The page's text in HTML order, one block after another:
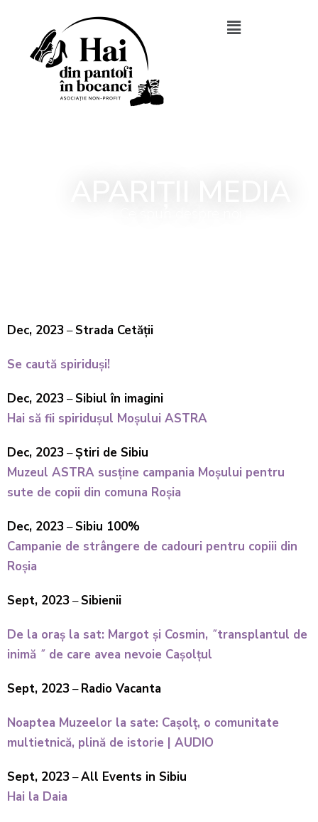
Dec, 2023 –Strada Cetății
Se caută spiriduși!
Dec, 2023 –Sibiul în imagini
Hai să fii spiridușul Moșului ASTRA
Dec, 2023 –Știri de Sibiu
Muzeul ASTRA susține campania Moșului pentru
sute de copii din comuna Roșia
Dec, 2023 –Sibiu 100%
Campanie de strângere de cadouri pentru copiii din
Roșia
Sept, 2023 –Sibienii
De la oraș la sat: Margot și Cosmin, ˝transplantul de
inimă ˝ de care avea nevoie Cașolțul
Sept, 2023 –Radio Vacanta
Noaptea Muzeelor la sate: Cașolț, o comunitate
multietnică, plină de istorie | AUDIO
Sept, 2023 –All Events in Sibiu
Hai la Daia